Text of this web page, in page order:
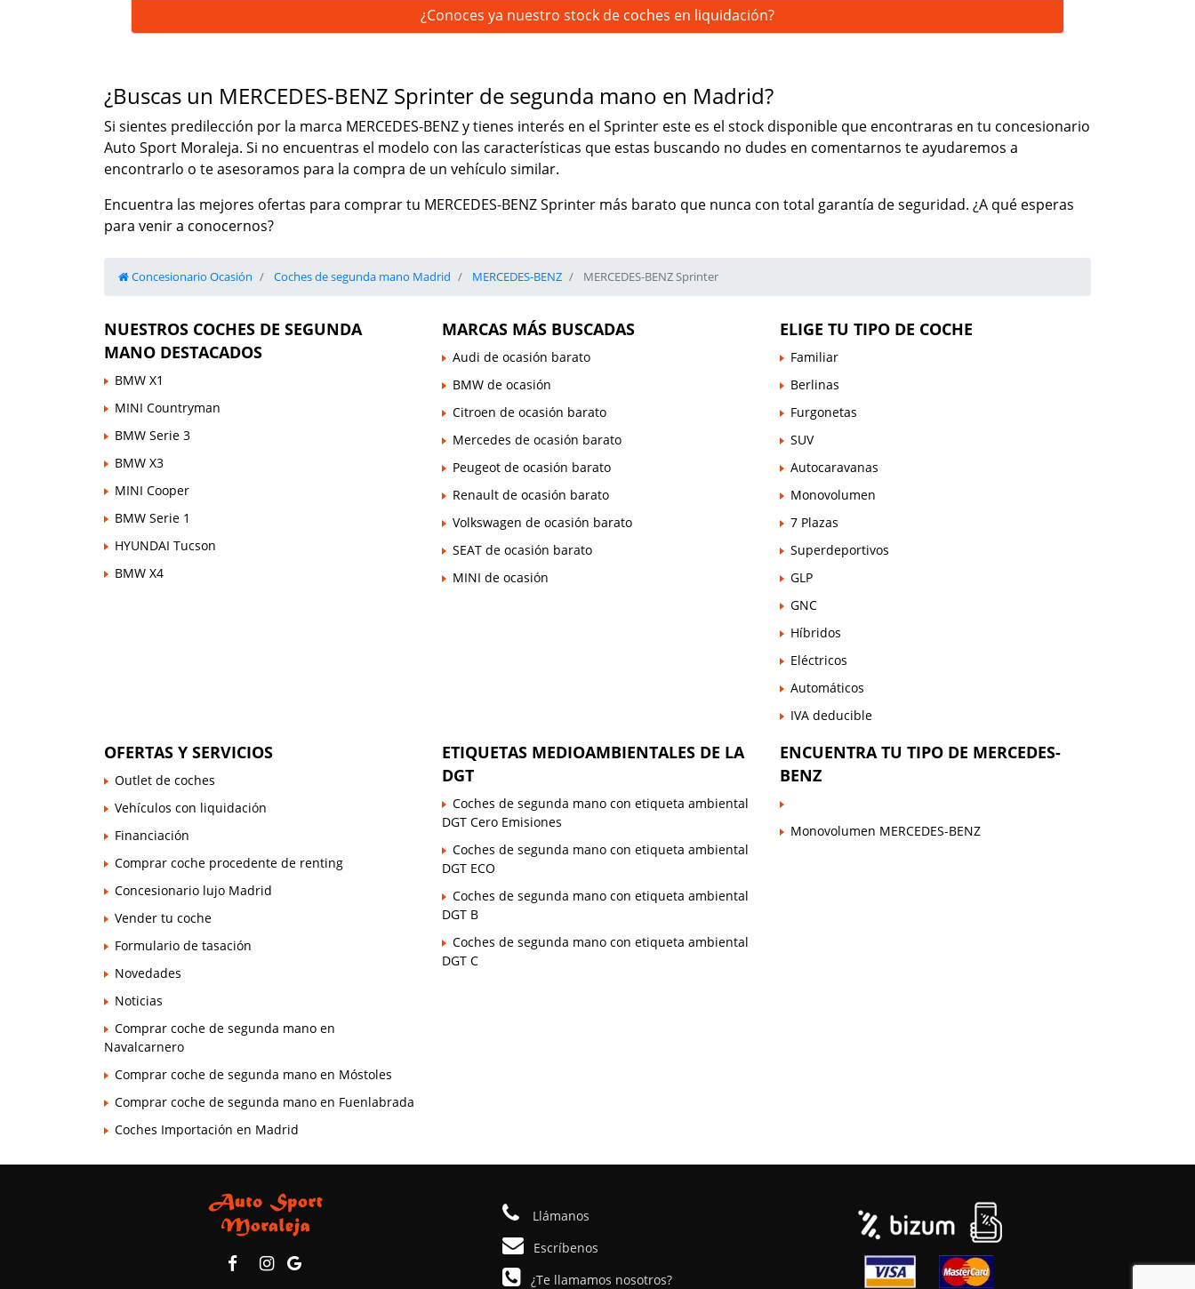
¿Conoces ya nuestro stock de coches en liquidación?
¿Buscas un MERCEDES-BENZ Sprinter de segunda mano en Madrid?
Si sientes predilección por la marca MERCEDES-BENZ y tienes interés en el Sprinter este es el stock disponible que encontraras en tu concesionario
Auto Sport Moraleja. Si no encuentras el modelo con las características que estas buscando no dudes en comentarnos te ayudaremos a
encontrarlo o te asesoramos para la compra de un vehículo similar.
Encuentra las mejores ofertas para comprar tu MERCEDES-BENZ Sprinter más barato que nunca con total garantía de seguridad. ¿A qué esperas
para venir a conocernos?
Concesionario Ocasión Coches de segunda mano Madrid MERCEDES-BENZ MERCEDES-BENZ Sprinter
NUESTROS COCHES DE SEGUNDA
MANO DESTACADOS
BMW X1
MINI Countryman
BMW Serie 3
BMW X3
MINI Cooper
BMW Serie 1
HYUNDAI Tucson
BMW X4
MARCAS MÁS BUSCADAS
Audi de ocasión barato
BMW de ocasión
Citroen de ocasión barato
Mercedes de ocasión barato
Peugeot de ocasión barato
Renault de ocasión barato
Volkswagen de ocasión barato
SEAT de ocasión barato
MINI de ocasión
ELIGE TU TIPO DE COCHE
Familiar
Berlinas
Furgonetas
SUV
Autocaravanas
Monovolumen
7 Plazas
Superdeportivos
GLP
GNC
Híbridos
Eléctricos
Automáticos
IVA deducible
OFERTAS Y SERVICIOS
Outlet de coches
Vehículos con liquidación
Financiación
Comprar coche procedente de renting
Concesionario lujo Madrid
Vender tu coche
Formulario de tasación
Novedades
Noticias
Comprar coche de segunda mano en
Navalcarnero
Comprar coche de segunda mano en Móstoles
Comprar coche de segunda mano en Fuenlabrada
Coches Importación en Madrid
ETIQUETAS MEDIOAMBIENTALES DE LA
DGT
Coches de segunda mano con etiqueta ambiental
DGT Cero Emisiones
Coches de segunda mano con etiqueta ambiental
DGT ECO
Coches de segunda mano con etiqueta ambiental
DGT B
Coches de segunda mano con etiqueta ambiental
DGT C
ENCUENTRA TU TIPO DE MERCEDES-
BENZ
Monovolumen MERCEDES-BENZ
Llámanos
Escríbenos
¿Te llamamos nosotros?